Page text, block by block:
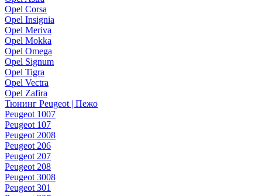
Opel Corsa
Opel Insignia
Opel Meriva
Opel Mokka
Opel Omega
Opel Signum
Opel Tigra
Opel Vectra
Opel Zafira
Тюнинг Peugeot | Пежо
Peugeot 1007
Peugeot 107
Peugeot 2008
Peugeot 206
Peugeot 207
Peugeot 208
Peugeot 3008
Peugeot 301